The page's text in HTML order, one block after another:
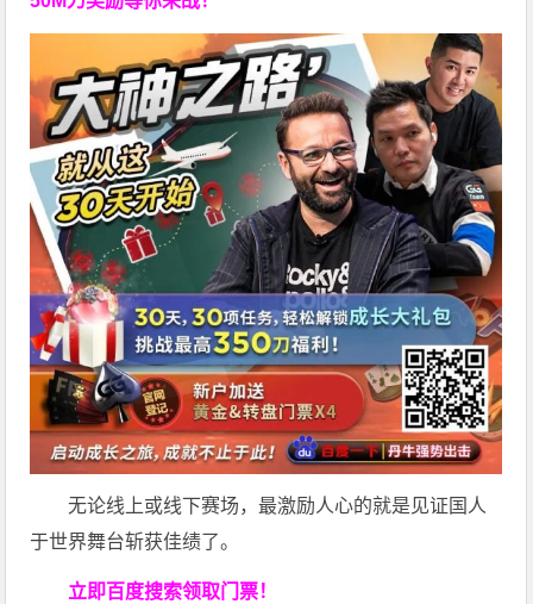
无论线上或线下赛场，最激励人心的就是见证国人
于世界舞台斩获佳绩了。
立即百度搜索领取门票！